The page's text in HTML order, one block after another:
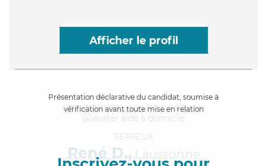
Afficher le profil
Présentation déclarative du candidat, soumise à
vérification avant toute mise en relation
SÉRIEUX
René D., Laussonne